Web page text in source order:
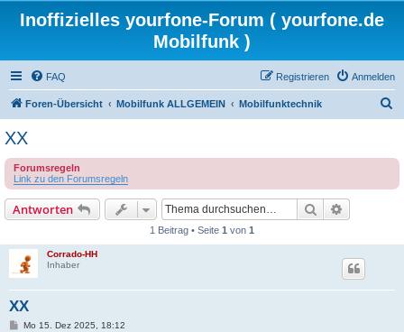
Inoffizielles yourfone-Forum ( yourfone.de
Mobilfunk )
FAQ Anmelden
Registrieren
Foren-Übersicht Mobilfunk ALLGEMEIN Mobilfunktechnik
e
XX
Forumsregeln
Link zu den Forumsregeln
Antworten Suche
1 Beitrag • Seite 1 von 1
Corrado-HH
Inhaber
XX
BMo 15. Dez 2025, 18:12